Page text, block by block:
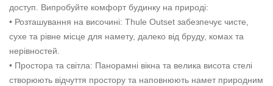
доступ. Випробуйте комфорт будинку на природі:
• Розташування на височині: Thule Outset забезпечує чисте,
сухе та рівне місце для намету, далеко від бруду, комах та
нерівностей.
• Простора та світла: Панорамні вікна та велика висота стелі
створюють відчуття простору та наповнюють намет природним